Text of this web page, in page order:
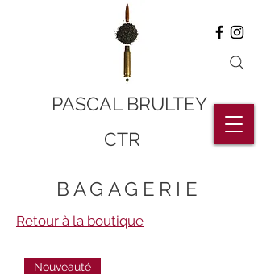
PASCAL BRULTEY
CTR
BAGAGERIE
Retour à la boutique
Nouveauté